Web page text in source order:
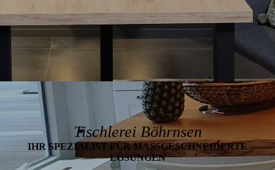
Tischlerei Böhrnsen
IHR SPEZIALIST FÜR MASSGESCHNEIDERTE
LÖSUNGEN